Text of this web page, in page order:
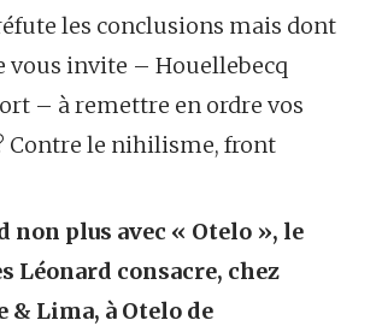
les conclusions mais dont
vous invite – Houellebecq
– à remettre en ordre vos
Contre le nihilisme, front
non plus avec « Otelo », le
Léonard consacre, chez
& Lima, à Otelo de